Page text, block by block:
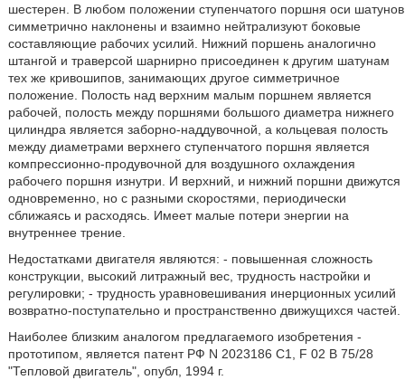
шестерен. В любом положении ступенчатого поршня оси шатунов
симметрично наклонены и взаимно нейтрализуют боковые
составляющие рабочих усилий. Нижний поршень аналогично
штангой и траверсой шарнирно присоединен к другим шатунам
тех же кривошипов, занимающих другое симметричное
положение. Полость над верхним малым поршнем является
рабочей, полость между поршнями большого диаметра нижнего
цилиндра является заборно-наддувочной, а кольцевая полость
между диаметрами верхнего ступенчатого поршня является
компрессионно-продувочной для воздушного охлаждения
рабочего поршня изнутри. И верхний, и нижний поршни движутся
одновременно, но с разными скоростями, периодически
сближаясь и расходясь. Имеет малые потери энергии на
внутреннее трение.
Недостатками двигателя являются: - повышенная сложность
конструкции, высокий литражный вес, трудность настройки и
регулировки; - трудность уравновешивания инерционных усилий
возвратно-поступательно и пространственно движущихся частей.
Наиболее близким аналогом предлагаемого изобретения -
прототипом, является патент РФ N 2023186 C1, F 02 B 75/28
"Тепловой двигатель", опубл, 1994 г.